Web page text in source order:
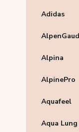
Adidas
Alpina
AlpinePro
Aquafeel
Aqua Lung